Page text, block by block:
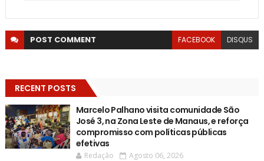
POST COMMENT FACEBOOK DISQUS
RECENT POSTS
Marcelo Palhano visita comunidade São
José 3, na Zona Leste de Manaus, e reforça
compromisso com políticas públicas
efetivas
Redação Agosto 06, 2026